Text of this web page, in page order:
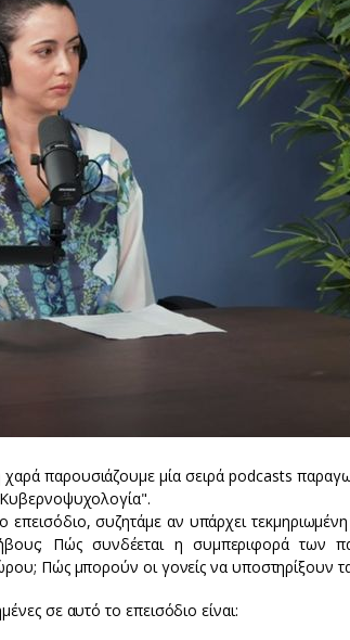
παρουσιάζουμε μία σειρά podcasts
επεισόδιο, συζητάμε αν υπάρχει
Πώς συνδέεται η συμπεριφορά των
Πώς μπορούν οι γονείς να υποστηρίξουν
σε αυτό το επεισόδιο είναι: